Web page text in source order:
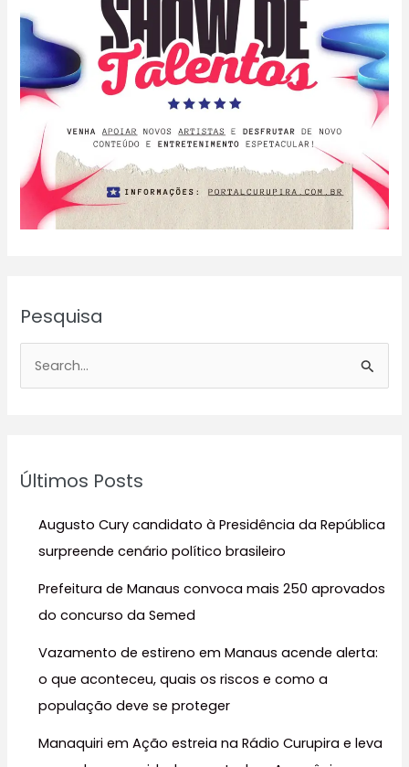
Pesquisa
iÚltimos Posts
Augusto Cury candidato à Presidência da República
surpreende cenário político brasileiro
Prefeitura de Manaus convoca mais 250 aprovados
do concurso da Semed
Vazamento de estireno em Manaus acende alerta:
o que aconteceu, quais os riscos e como a
população deve se proteger
Manaquiri em Ação estreia na Rádio Curupira e leva